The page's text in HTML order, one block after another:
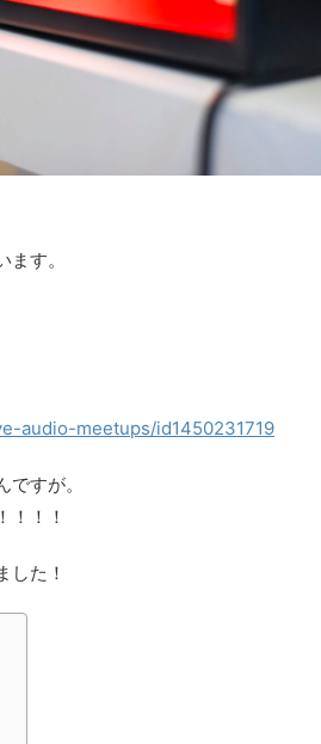
す。
audio-meetups/id1450231719
すが。
！！！
した！